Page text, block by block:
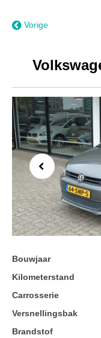
Vorige
Previous
Bouwjaar
Kilometerstand
Carrosserie
Versnellingsbak
Brandstof